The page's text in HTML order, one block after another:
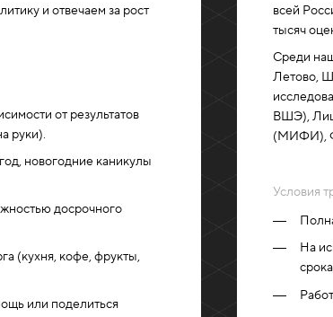
и отвечаем за рост
от результатов
руки).
новогодние каникулы
досрочного
(кухня, кофе, фрукты,
или поделиться
всей
тысяч
Среди
Летово,
ВШЭ),
(МИФИ),
Условия
На